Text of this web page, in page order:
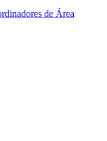
de Área